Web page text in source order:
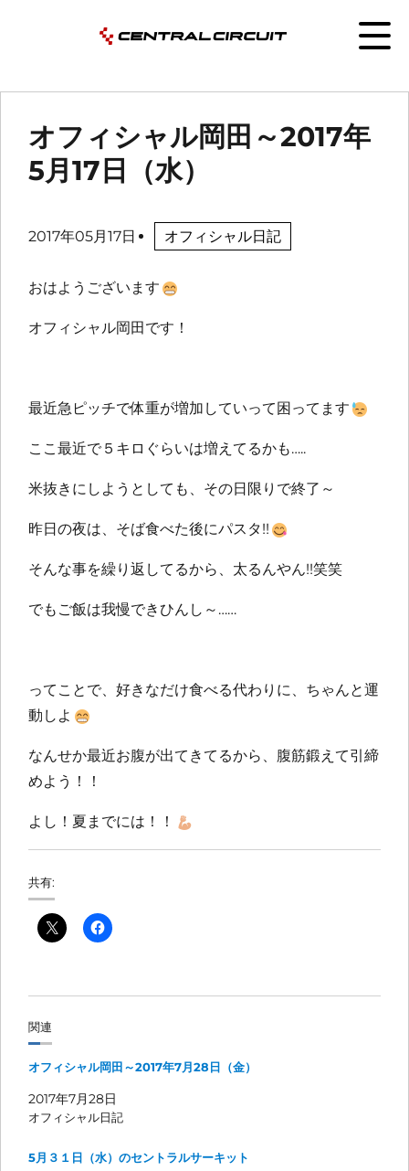
オフィシャル岡田～2017年
5月17日（水）
2017年05月17日 オフィシャル日記
おはようございます
オフィシャル岡田です！
最近急ピッチで体重が増加していって困ってます
ここ最近で５キロぐらいは増えてるかも…..
米抜きにしようとしても、その日限りで終了～
昨日の夜は、そば食べた後にパスタ!!
そんな事を繰り返してるから、太るんやん!!笑笑
でもご飯は我慢できひんし～……
ってことで、好きなだけ食べる代わりに、ちゃんと運
動しよ
なんせか最近お腹が出てきてるから、腹筋鍛えて引締
めよう！！
よし！夏までには！！
共有:
関連
オフィシャル岡田～2017年7月28日（金）
2017年7月28日
オフィシャル日記
5月３１日（水）のセントラルサーキット